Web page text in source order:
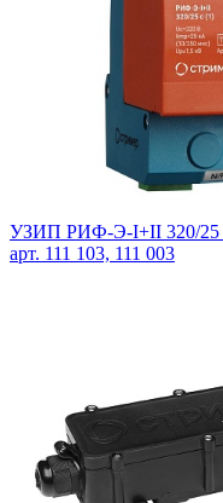
УЗИП РИФ-Э-I+II 320/25
арт. 111 103, 111 003